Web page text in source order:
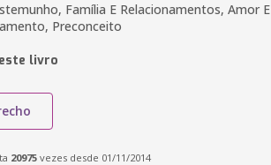
Família E Relacionamentos, Amor E
Preconceito
livro
20975 vezes desde 01/11/2014